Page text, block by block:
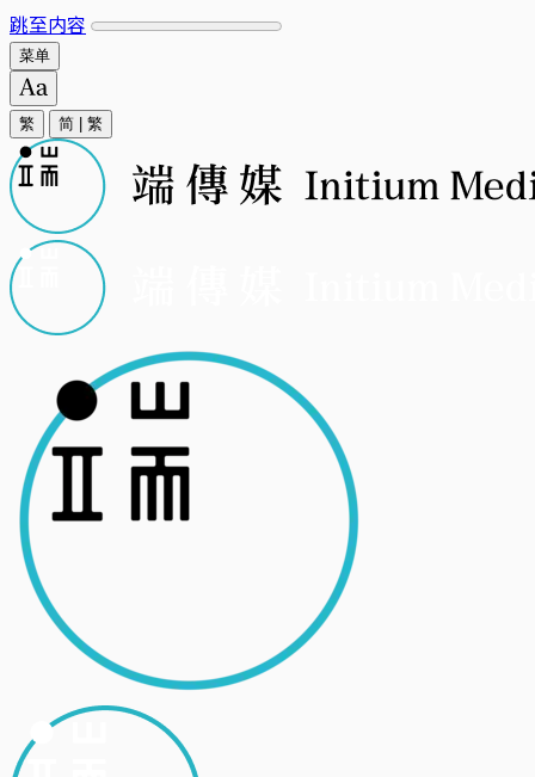
跳至内容
菜单
繁 简 繁